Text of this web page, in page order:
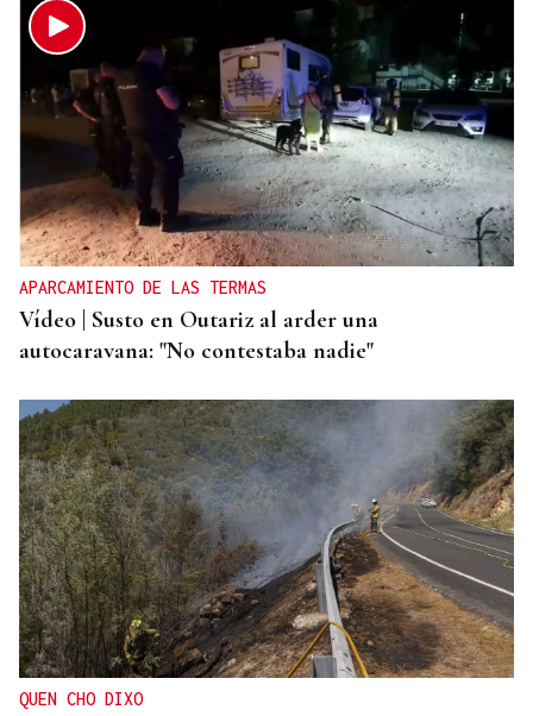
APARCAMIENTO DE LAS TERMAS
Vídeo | Susto en Outariz al arder una
autocaravana: "No contestaba nadie"
QUEN CHO DIXO